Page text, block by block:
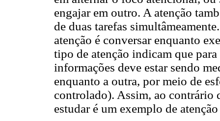
engajar em outro. A atenção
de duas tarefas
atenção é conversar enquanto
tipo de atenção indicam que
informações deve estar sendo
enquanto a outra, por meio de
controlado). Assim, ao contrário
estudar é um exemplo de